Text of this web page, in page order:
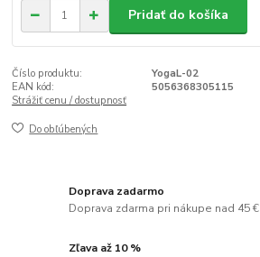
Pridať do košíka
Číslo produktu:
YogaL-02
EAN kód:
5056368305115
Strážiť cenu / dostupnosť
Do obľúbených
Doprava zadarmo
Doprava zdarma pri nákupe nad 45 €
Zľava až 10 %